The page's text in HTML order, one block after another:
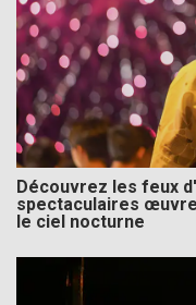
Découvrez les feux
spectaculaires
le ciel nocturne